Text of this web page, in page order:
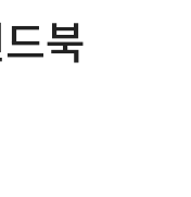
북